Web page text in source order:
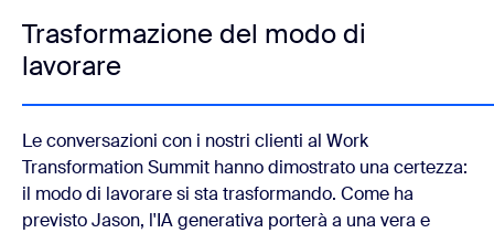
Trasformazione del modo di
lavorare
Le conversazioni con i nostri clienti al Work
Transformation Summit hanno dimostrato una certezza:
il modo di lavorare si sta trasformando. Come ha
previsto Jason, l'IA generativa porterà a una vera e